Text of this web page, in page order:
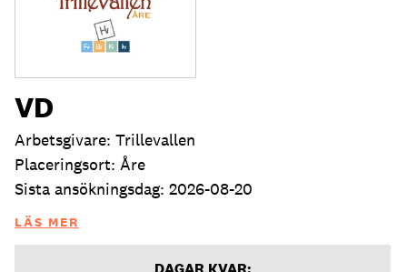
VD
Arbetsgivare: Trillevallen
Placeringsort: Åre
Sista ansökningsdag: 2026-08-20
LÄS MER